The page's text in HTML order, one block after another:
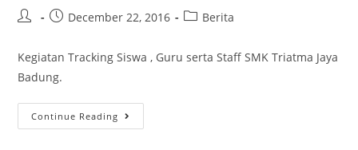
December 22, 2016 Berita
Kegiatan Tracking Siswa , Guru serta Staff SMK Triatma Jaya
Badung.
Continue Reading